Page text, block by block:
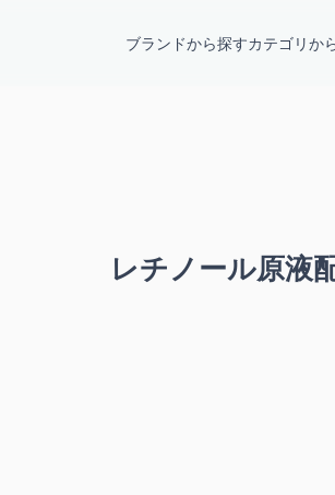
ブランドから探すカテゴリか
レチノール原液